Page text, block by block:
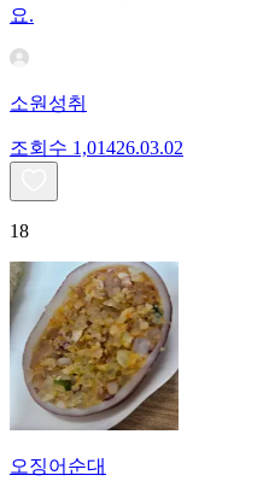
요.
소원성취
조회수 1,01426.03.02
18
오징어순대